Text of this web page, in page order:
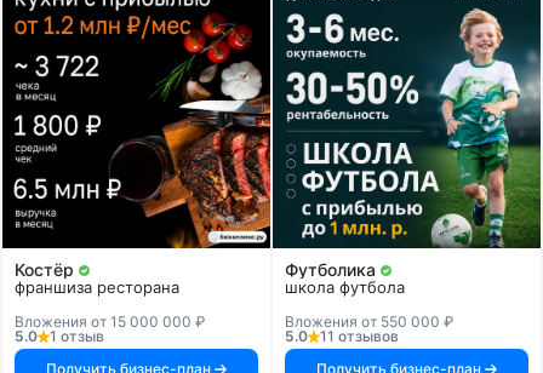
Костёр
франшиза ресторана
Вложения от 15 000 000 ₽
5.0
1 отзыв
Получить бизнес-план
Футболика
школа футбола
Вложения от 550 000 ₽
5.0
11 отзывов
Получить бизнес-план